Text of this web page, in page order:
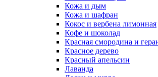
Кожа и дым
Кожа и шафран
Кокос и вербена лимонная
Кофе и шоколад
Красная смородина и
Красное дерево
Красный апельсин
Лаванда